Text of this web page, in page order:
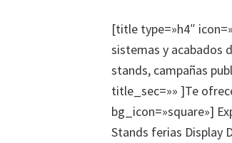
[title type=»h4″
sistemas y acabados
stands, campañas
title_sec=»» ]Te
bg_icon=»square»]
Stands ferias